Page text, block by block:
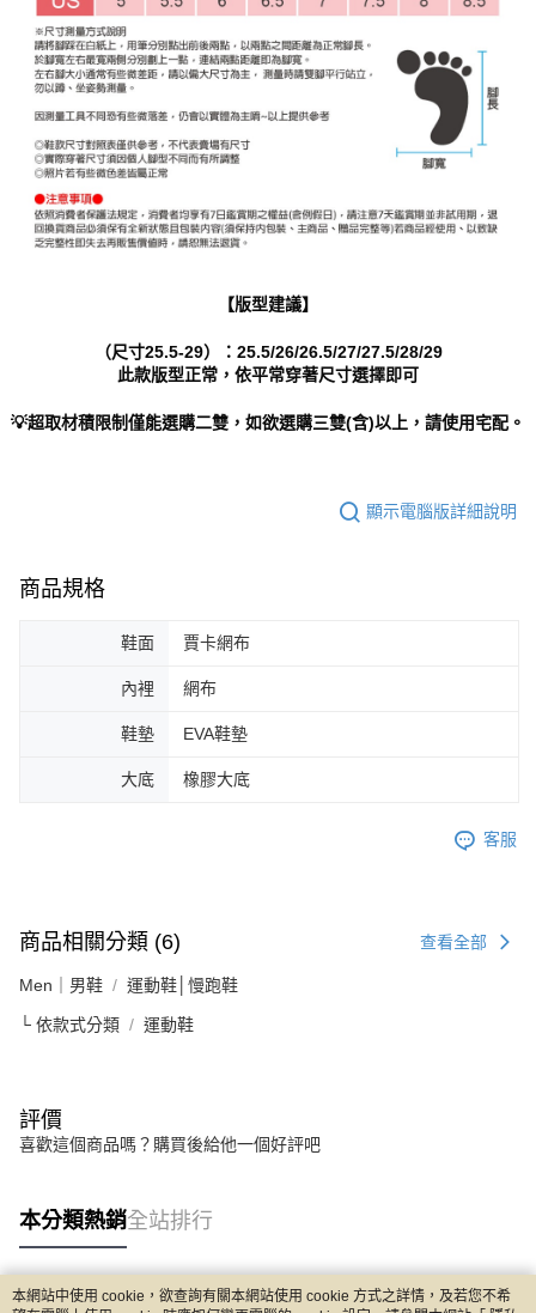
【版型建議】
（尺寸25.5-29）：25.5/26/26.5/27/27.5/28/29
此款版型正常，依平常穿著尺寸選擇即可
💡超取材積限制僅能選購二雙，如欲選購三雙(含)以上，請使用宅配。
顯示電腦版詳細說明
商品規格
鞋面 賈卡網布
內裡 網布
鞋墊 EVA鞋墊
大底 橡膠大底
客服
商品相關分類 (6) 查看全部
Men｜男鞋 運動鞋│慢跑鞋
└ 依款式分類 運動鞋
評價
喜歡這個商品嗎？購買後給他一個好評吧
本分類熱銷全站排行
本網站中使用 cookie，欲查詢有關本網站使用 cookie 方式之詳情，及若您不希